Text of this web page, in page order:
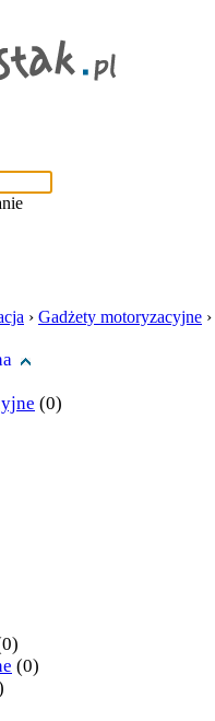
› Gadżety motoryzacyjne ›
(0)
(0)